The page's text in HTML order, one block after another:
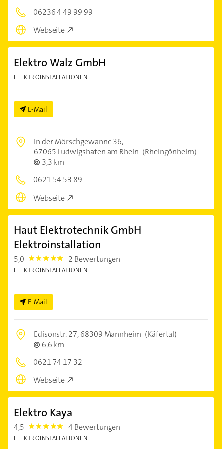
06236 4 49 99 99
Webseite
Elektro Walz GmbH
ELEKTROINSTALLATIONEN
E-Mail
In der Mörschgewanne 36,
67065 Ludwigshafen am Rhein (Rheingönheim)
3,3 km
0621 54 53 89
Webseite
Haut Elektrotechnik GmbH
Elektroinstallation
5,0 5.0 2 Bewertungen
ELEKTROINSTALLATIONEN
E-Mail
Edisonstr. 27,68309 Mannheim (Käfertal)
6,6 km
0621 74 17 32
Webseite
Elektro Kaya
4,5 4.5 4 Bewertungen
ELEKTROINSTALLATIONEN